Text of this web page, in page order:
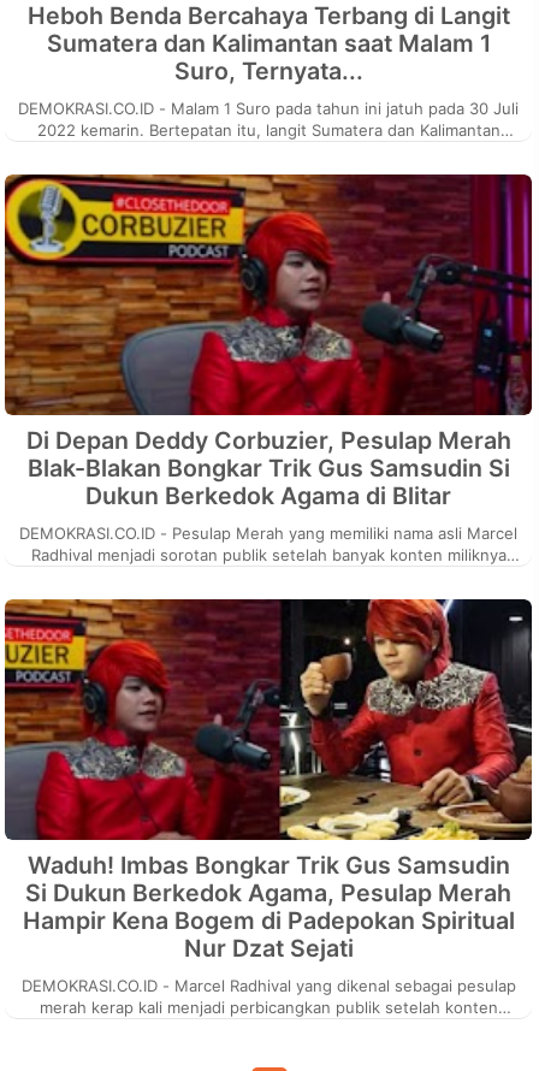
Heboh Benda Bercahaya Terbang di Langit
Sumatera dan Kalimantan saat Malam 1
Suro, Ternyata...
DEMOKRASI.CO.ID - Malam 1 Suro pada tahun ini jatuh pada 30 Juli
2022 kemarin. Bertepatan itu, langit Sumatera dan Kalimantan
Di Depan Deddy Corbuzier, Pesulap Merah
Blak-Blakan Bongkar Trik Gus Samsudin Si
Dukun Berkedok Agama di Blitar
DEMOKRASI.CO.ID - Pesulap Merah yang memiliki nama asli Marcel
Radhival menjadi sorotan publik setelah banyak konten miliknya
Waduh! Imbas Bongkar Trik Gus Samsudin
Si Dukun Berkedok Agama, Pesulap Merah
Hampir Kena Bogem di Padepokan Spiritual
Nur Dzat Sejati
DEMOKRASI.CO.ID - Marcel Radhival yang dikenal sebagai pesulap
merah kerap kali menjadi perbicangkan publik setelah konten